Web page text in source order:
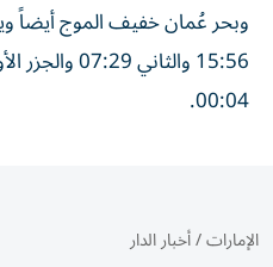
وبحر عُمان خفيف الموج أيضاً
00:04.
الإمارات/أخبار الدار